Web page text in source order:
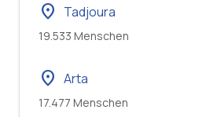
location_on Tadjoura
19.533 Menschen
location_on Arta
17.477 Menschen